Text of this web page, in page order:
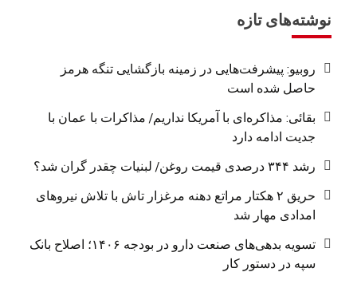
نوشته‌های تازه
روبیو: پیشرفت‌هایی در زمینه بازگشایی تنگه هرمز
حاصل شده است
بقائی: مذاکره‌ای با آمریکا نداریم/ مذاکرات با عمان با
جدیت ادامه دارد
رشد ۳۴۴ درصدی قیمت روغن/ لبنیات چقدر گران شد؟
حریق ۲ هکتار مراتع دهنه مرغزار تاش با تلاش نیروهای
امدادی مهار شد
تسویه بدهی‌های صنعت دارو در بودجه ۱۴۰۶؛ اصلاح بانک
سپه در دستور کار